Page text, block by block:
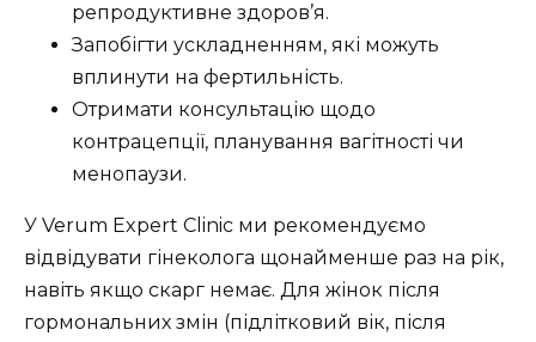
репродуктивне здоров’я.
Запобігти ускладненням, які можуть
вплинути на фертильність.
Отримати консультацію щодо
контрацепції, планування вагітності чи
менопаузи.
У Verum Expert Clinic ми рекомендуємо
відвідувати гінеколога щонайменше раз на рік,
навіть якщо скарг немає. Для жінок після
гормональних змін (підлітковий вік, після